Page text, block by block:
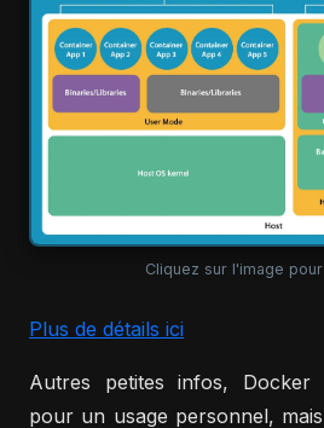
Cliquez sur l'image
Plus de détails ici
Autres petites infos, Docker
pour un usage personnel,